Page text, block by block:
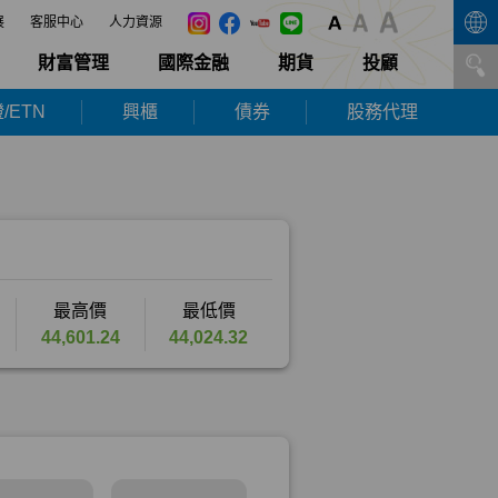
客服中心 人力資源
財富管理 國際金融 期貨 投顧
ETN 興櫃 債券 股務代理